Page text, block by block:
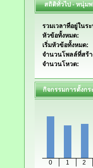
สถิติทั่วไป - หนุ่มพ
รวมเวลาที่อยู่ในร
หัวข้อทั้งหมด:
เริ่มหัวข้อทั้งหมด:
จำนวนโพลล์ที่สร้า
จำนวนโหวต:
กิจกรรมการตั้งกร
0 1 2